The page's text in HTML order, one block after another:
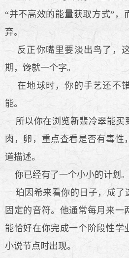
“并不高效的能量获取方式”，
弃。
反正你嘴里要淡出鸟了，
期，馋就一个字。
在地球时，你的手艺还不
能。
所以你在浏览新翡冷翠能买
肉，卵，重点查看是否有毒性
道描述。
你已经有了一个小小的计划。
珀因希来看你的日子，成了
固定的音符。他通常每月来一
能恰好在你完成一个阶段性学
小说节点时出现。